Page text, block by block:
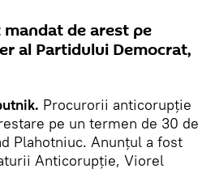
de arest pe
al Partidului Democrat,
Procurorii anticorupție
pe un termen de 30 de
Plahotniuc. Anunțul a fost
Anticorupție, Viorel